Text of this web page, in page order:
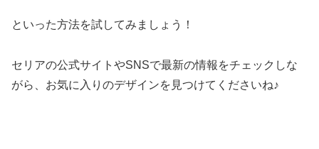
といった方法を試してみましょう！
セリアの公式サイトやSNSで最新の情報をチェックしな
がら、お気に入りのデザインを見つけてくださいね♪